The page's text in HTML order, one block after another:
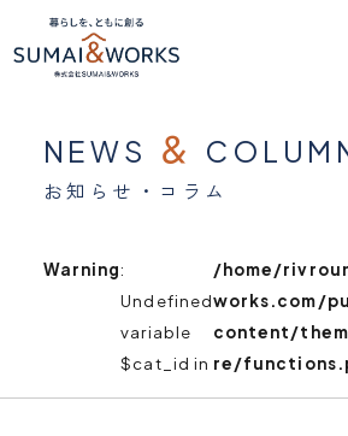
NEWS ＆
お知らせ・コラム
Warning:
Undefined
variable
$cat_id in
/home/
works.com/
content/
re/